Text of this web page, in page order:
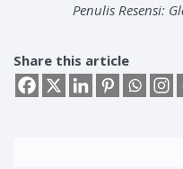
Penulis Resensi:
Share this article